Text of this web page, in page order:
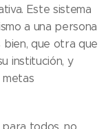
Este sistema
a una persona
bien, que otra que
institución, y